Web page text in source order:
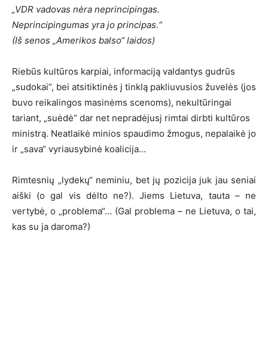
„VDR vadovas nėra neprincipingas.
Neprincipingumas yra jo principas.“
(Iš senos „Amerikos balso“ laidos)
Riebūs kultūros karpiai, informaciją valdantys gudrūs
„sudokai“, bei atsitiktinės į tinklą pakliuvusios žuvelės (jos
buvo reikalingos masinėms scenoms), nekultūringai
tariant, „suėdė“ dar net nepradėjusį rimtai dirbti kultūros
ministrą. Neatlaikė minios spaudimo žmogus, nepalaikė jo
ir „sava“ vyriausybinė koalicija…
Rimtesnių „lydekų“ neminiu, bet jų pozicija juk jau seniai
aiški (o gal vis dėlto ne?). Jiems Lietuva, tauta – ne
vertybė, o „problema“… (Gal problema – ne Lietuva, o tai,
kas su ja daroma?)